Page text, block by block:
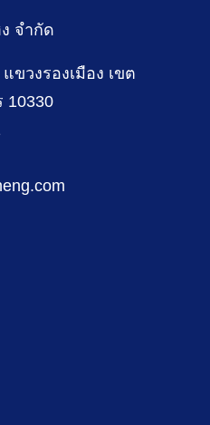
จำกัด
ขวงรองเมือง เขต
10330